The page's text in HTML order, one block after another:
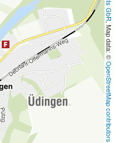
, Map data: ©
OpenStreetMap contributors